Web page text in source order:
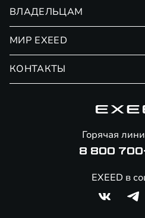
Страхование
ВЛАДЕЛЬЦАМ
Сервис
Помощь на дорогах
МИР EXEED
КОНТАКТЫ
Горячая
8 800
EXEED в